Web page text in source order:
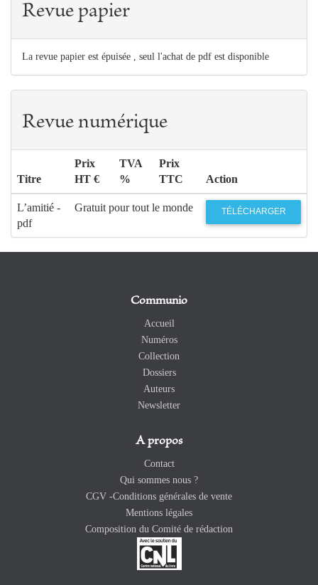
Revue papier
La revue papier est épuisée , seul l'achat de pdf est disponible
Revue numérique
Titre
Prix
HT €
TVA
%
Prix
TTC
Action
L’amitié -
pdf
Gratuit pour tout le monde TÉLÉCHARGER
Communio
Accueil
Numéros
Collection
Dossiers
Auteurs
Newsletter
A propos
Contact
Qui sommes nous ?
CGV -Conditions générales de vente
Mentions légales
Composition du Comité de rédaction